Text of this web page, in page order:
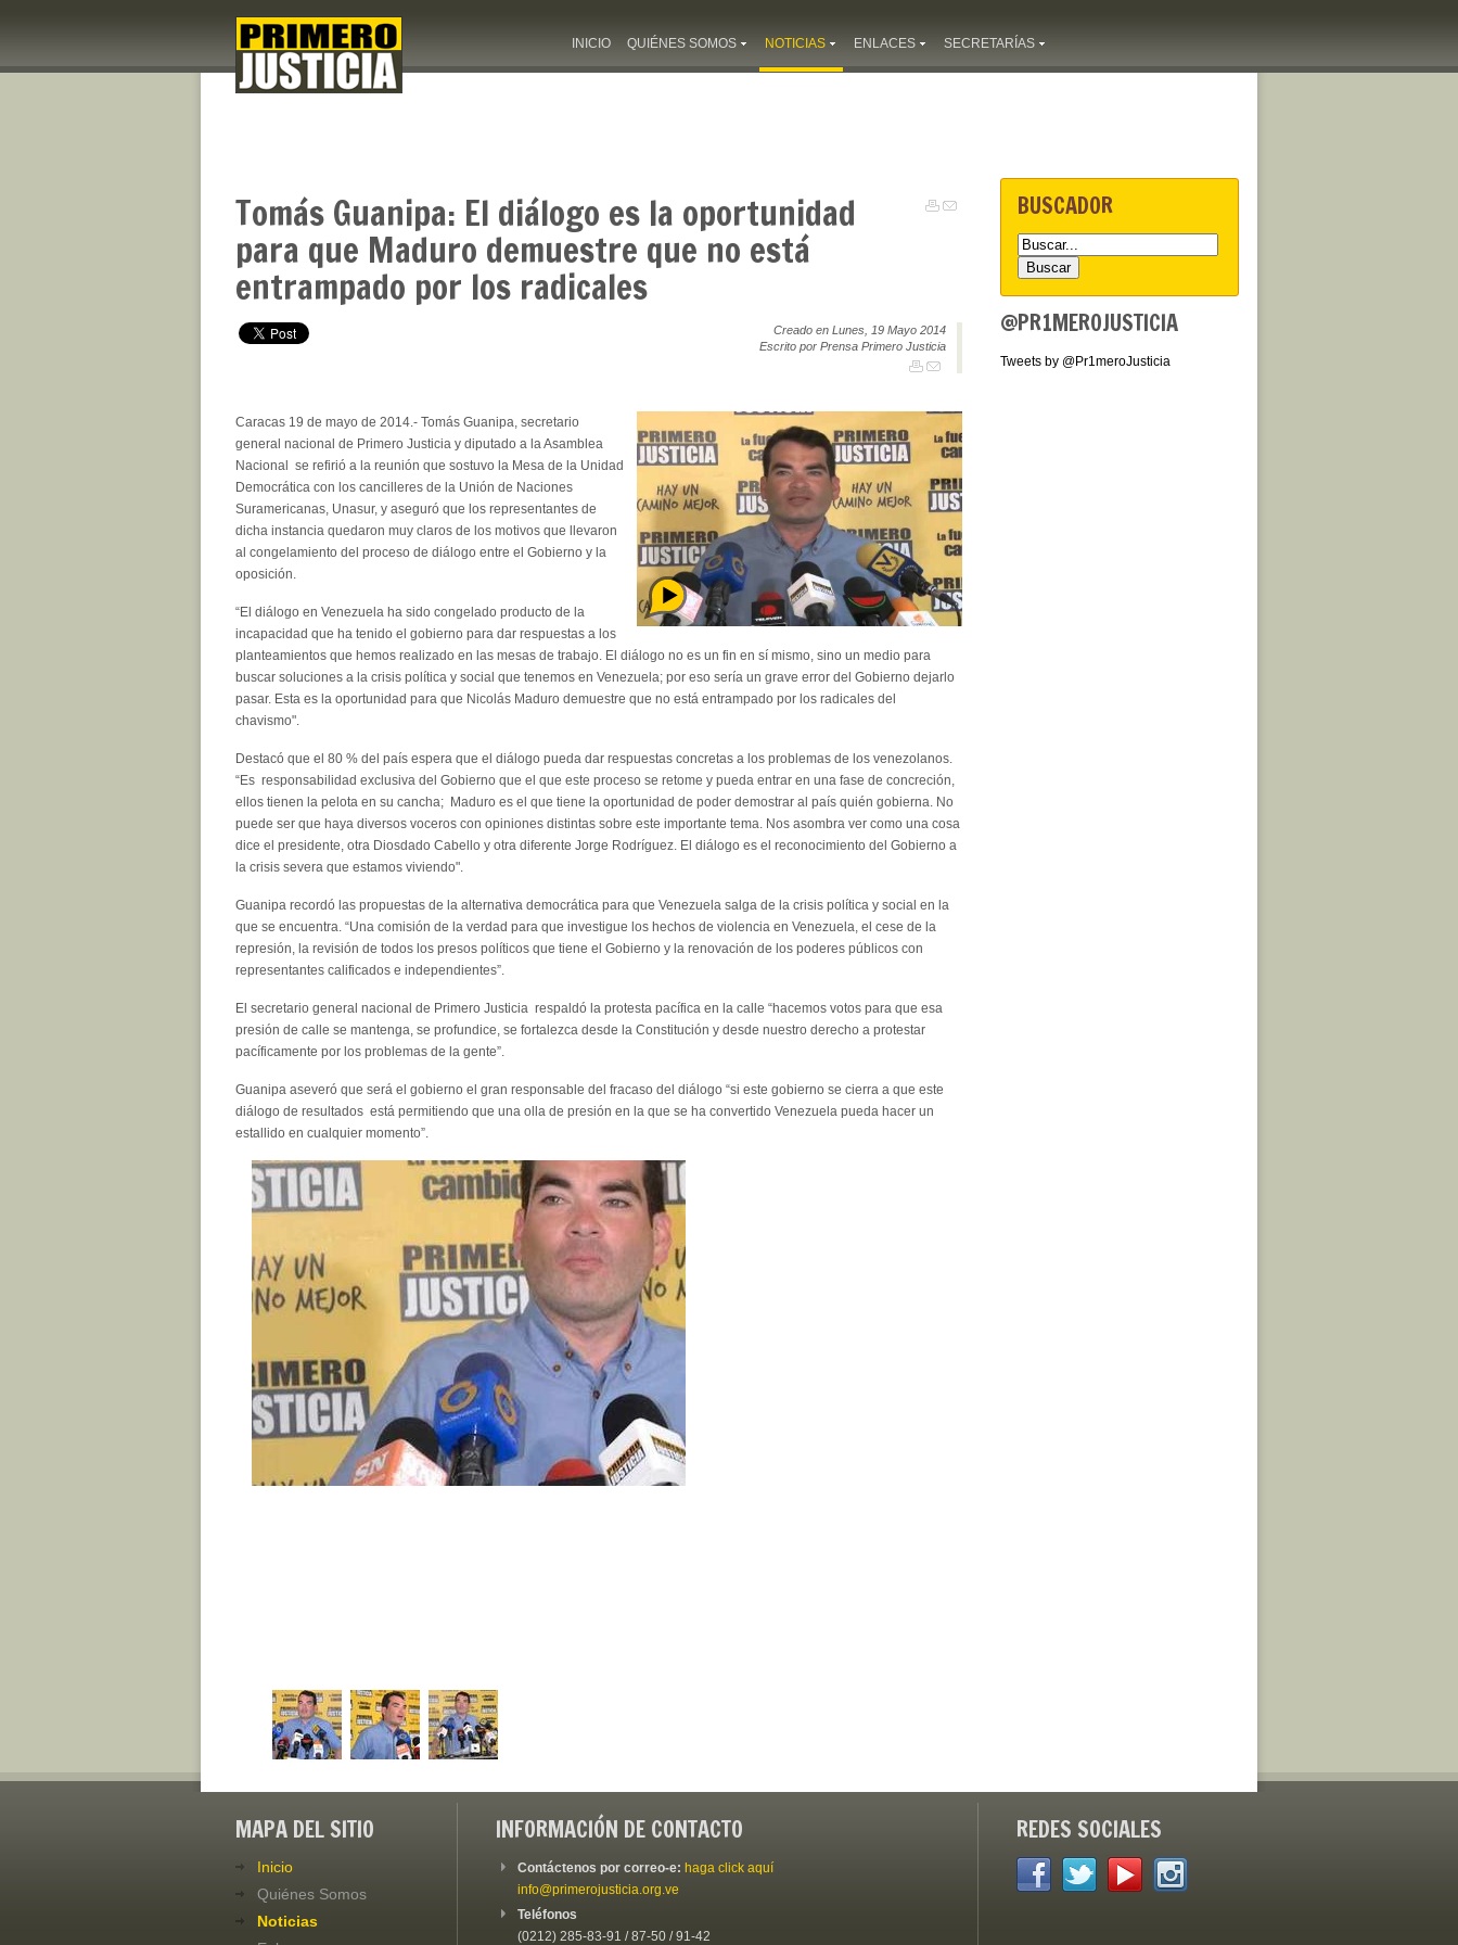
INICIO QUIÉNES SOMOS NOTICIAS ENLACES SECRETARÍAS
Tomás Guanipa: El diálogo es la oportunidad
para que Maduro demuestre que no está
entrampado por los radicales
Creado en Lunes, 19 Mayo 2014
Escrito por Prensa Primero Justicia
Caracas 19 de mayo de 2014.- Tomás Guanipa, secretario
general nacional de Primero Justicia y diputado a la Asamblea
Nacional se refirió a la reunión que sostuvo la Mesa de la Unidad
Democrática con los cancilleres de la Unión de Naciones
Suramericanas, Unasur, y aseguró que los representantes de
dicha instancia quedaron muy claros de los motivos que llevaron
al congelamiento del proceso de diálogo entre el Gobierno y la
oposición.
“El diálogo en Venezuela ha sido congelado producto de la
incapacidad que ha tenido el gobierno para dar respuestas a los
planteamientos que hemos realizado en las mesas de trabajo. El diálogo no es un fin en sí mismo, sino un medio para
buscar soluciones a la crisis política y social que tenemos en Venezuela; por eso sería un grave error del Gobierno dejarlo
pasar. Esta es la oportunidad para que Nicolás Maduro demuestre que no está entrampado por los radicales del
chavismo".
Destacó que el 80 % del país espera que el diálogo pueda dar respuestas concretas a los problemas de los venezolanos.
“Es responsabilidad exclusiva del Gobierno que el que este proceso se retome y pueda entrar en una fase de concreción,
ellos tienen la pelota en su cancha; Maduro es el que tiene la oportunidad de poder demostrar al país quién gobierna. No
puede ser que haya diversos voceros con opiniones distintas sobre este importante tema. Nos asombra ver como una cosa
dice el presidente, otra Diosdado Cabello y otra diferente Jorge Rodríguez. El diálogo es el reconocimiento del Gobierno a
la crisis severa que estamos viviendo".
Guanipa recordó las propuestas de la alternativa democrática para que Venezuela salga de la crisis política y social en la
que se encuentra. “Una comisión de la verdad para que investigue los hechos de violencia en Venezuela, el cese de la
represión, la revisión de todos los presos políticos que tiene el Gobierno y la renovación de los poderes públicos con
representantes calificados e independientes”.
El secretario general nacional de Primero Justicia respaldó la protesta pacífica en la calle “hacemos votos para que esa
presión de calle se mantenga, se profundice, se fortalezca desde la Constitución y desde nuestro derecho a protestar
pacíficamente por los problemas de la gente”.
Guanipa aseveró que será el gobierno el gran responsable del fracaso del diálogo “si este gobierno se cierra a que este
diálogo de resultados está permitiendo que una olla de presión en la que se ha convertido Venezuela pueda hacer un
estallido en cualquier momento”.
BUSCADOR
@PR1MEROJUSTICIA
Tweets by @Pr1meroJusticia
MAPA DEL SITIO
Inicio
Quiénes Somos
Noticias
INFORMACIÓN DE CONTACTO
Contáctenos por correo-e: haga click aquí
info@primerojusticia.org.ve
Teléfonos
(0212) 285-83-91 / 87-50 / 91-42
REDES SOCIALES